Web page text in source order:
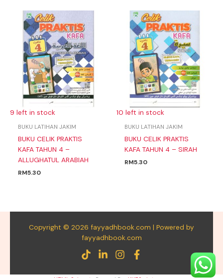
9 left in stock
BUKU LATIHAN JAKIM
BUKU CELIK PRAKTIS
KAFA TAHUN 4 –
ALLUGHATUL ARABIAH
RM5.30
10 left in stock
BUKU LATIHAN JAKIM
BUKU CELIK PRAKTIS
KAFA TAHUN 4 – SIRAH
RM5.30
Copyright © 2026 fayyadhbook.com | Powered by
fayyadhbook.com